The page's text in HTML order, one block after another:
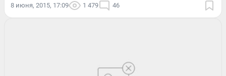
8 июня, 2015, 17:09 1 479 46